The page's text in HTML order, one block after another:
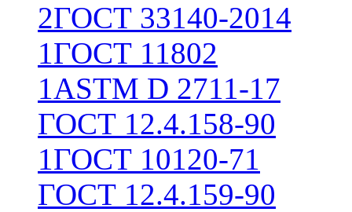
2ГОСТ 33140-2014
1ГОСТ 11802
1ASTM D 2711-17
ГОСТ 12.4.158-90
1ГОСТ 10120-71
ГОСТ 12.4.159-90